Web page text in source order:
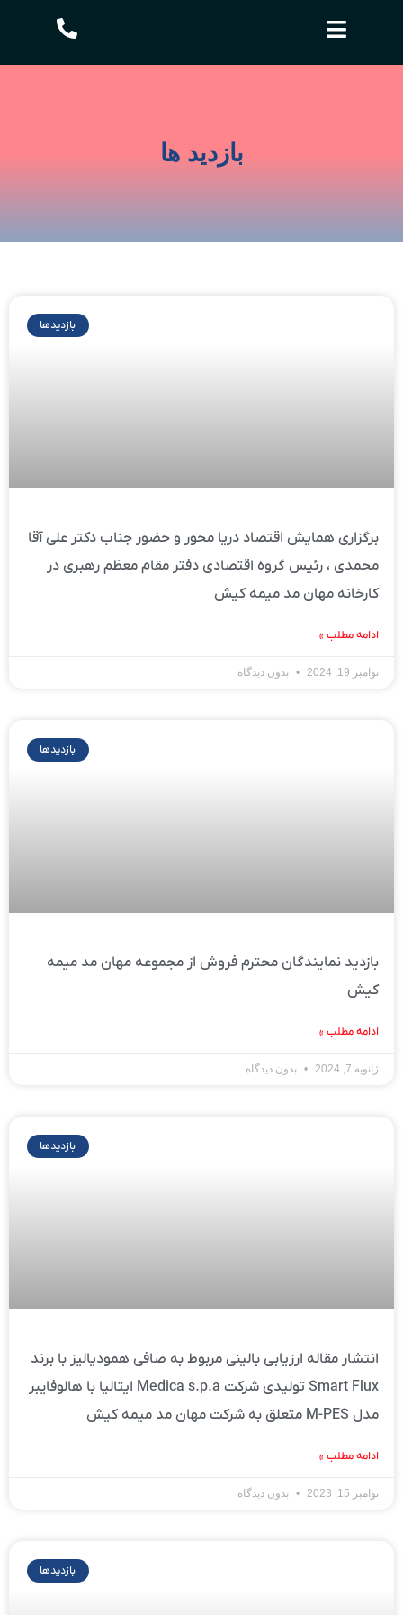
بازدید ها
بازدیدها
برگزاری همایش اقتصاد دریا محور و حضور جناب دکتر علی آقا
محمدی ، رئیس گروه اقتصادی دفتر مقام معظم رهبری در
کارخانه مهان مد میمه کیش
ادامه مطلب »
نوامبر 19, 2024 بدون دیدگاه
بازدیدها
بازدید نمایندگان محترم فروش از مجموعه مهان مد میمه
کیش
ادامه مطلب »
ژانویه 7, 2024 بدون دیدگاه
بازدیدها
انتشار مقاله ارزیابی بالینی مربوط به صافی همودیالیز با برند
Smart Flux تولیدی شرکت Medica s.p.a ایتالیا با هالوفایبر
مدل M-PES متعلق به شرکت مهان مد میمه کیش
ادامه مطلب »
نوامبر 15, 2023 بدون دیدگاه
بازدیدها